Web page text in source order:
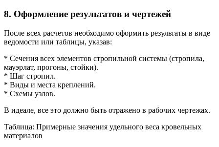
8. Оформление результатов и чертежей
После всех расчетов необходимо оформить результаты в виде
ведомости или таблицы, указав:
* Сечения всех элементов стропильной системы (стропила,
мауэрлат, прогоны, стойки).
* Шаг стропил.
* Виды и места креплений.
* Схемы узлов.
В идеале, все это должно быть отражено в рабочих чертежах.
Таблица: Примерные значения удельного веса кровельных
материалов